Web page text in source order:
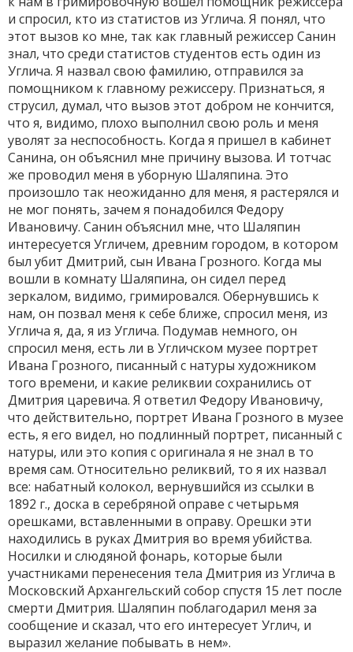
и спросил, кто из статистов из Углича. Я понял, что
этот вызов ко мне, так как главный режиссер Санин
знал, что среди статистов студентов есть один из
Углича. Я назвал свою фамилию, отправился за
помощником к главному режиссеру. Признаться, я
струсил, думал, что вызов этот добром не кончится,
что я, видимо, плохо выполнил свою роль и меня
уволят за неспособность. Когда я пришел в кабинет
Санина, он объяснил мне причину вызова. И тотчас
же проводил меня в уборную Шаляпина. Это
произошло так неожиданно для меня, я растерялся и
не мог понять, зачем я понадобился Федору
Ивановичу. Санин объяснил мне, что Шаляпин
интересуется Угличем, древним городом, в котором
был убит Дмитрий, сын Ивана Грозного. Когда мы
вошли в комнату Шаляпина, он сидел перед
зеркалом, видимо, гримировался. Обернувшись к
нам, он позвал меня к себе ближе, спросил меня, из
Углича я, да, я из Углича. Подумав немного, он
спросил меня, есть ли в Угличском музее портрет
Ивана Грозного, писанный с натуры художником
того времени, и какие реликвии сохранились от
Дмитрия царевича. Я ответил Федору Ивановичу,
что действительно, портрет Ивана Грозного в музее
есть, я его видел, но подлинный портрет, писанный с
натуры, или это копия с оригинала я не знал в то
время сам. Относительно реликвий, то я их назвал
все: набатный колокол, вернувшийся из ссылки в
1892 г., доска в серебряной оправе с четырьмя
орешками, вставленными в оправу. Орешки эти
находились в руках Дмитрия во время убийства.
Носилки и слюдяной фонарь, которые были
участниками перенесения тела Дмитрия из Углича в
Московский Архангельский собор спустя 15 лет после
смерти Дмитрия. Шаляпин поблагодарил меня за
сообщение и сказал, что его интересует Углич, и
выразил желание побывать в нем».